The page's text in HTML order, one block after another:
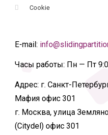
Cookie
E-mail:
Часы работы: Пн — Пт
Адрес: г. Санкт-
Мафия офис 301
г. Москва, улица
(Citydel) офис 301